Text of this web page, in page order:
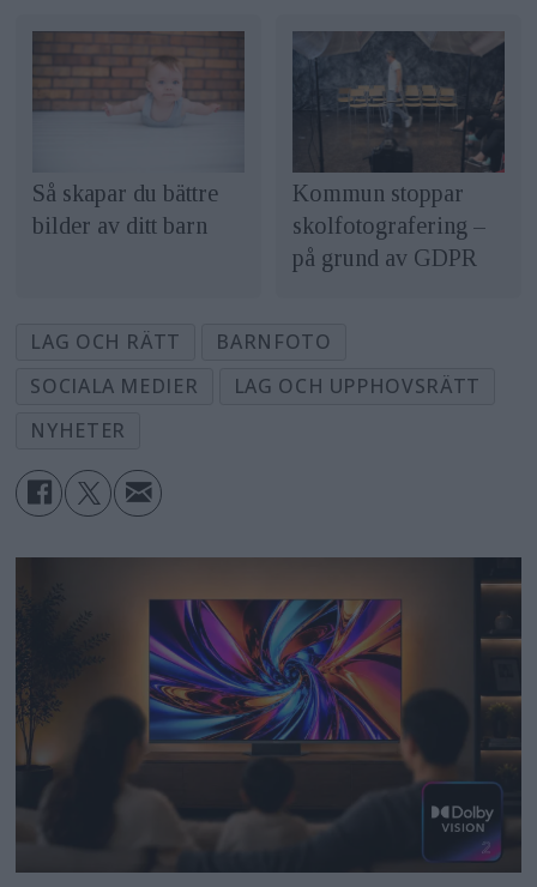
Så skapar du bättre
bilder av ditt barn
Kommun stoppar
skolfotografering –
på grund av GDPR
LAG OCH RÄTT
BARNFOTO
SOCIALA MEDIER
LAG OCH UPPHOVSRÄTT
NYHETER